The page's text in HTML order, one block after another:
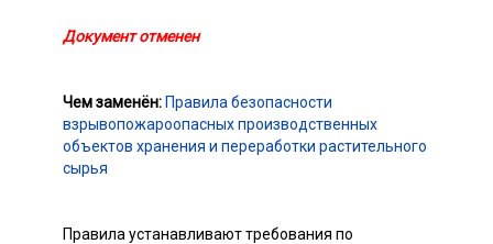
Документ отменен
Чем заменён: Правила безопасности
взрывопожароопасных производственных
объектов хранения и переработки растительного
сырья
Правила устанавливают требования по